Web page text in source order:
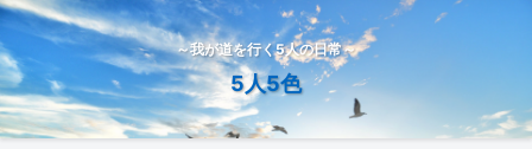
～我が道を行く5人の日常～
5人5色